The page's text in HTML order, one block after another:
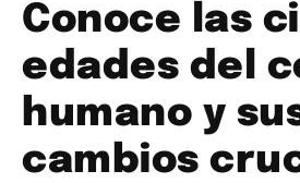
Conoce las
edades del
humano y
cambios